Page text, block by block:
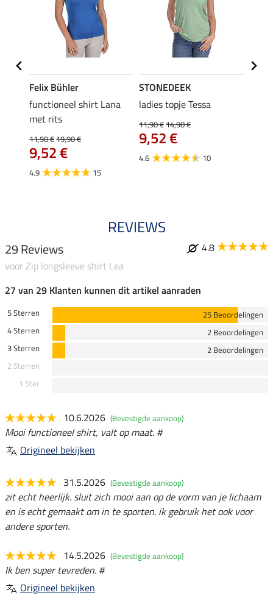
Felix Bühler
functioneel shirt Lana
met rits
11,90 €19,90 €
9,52 €
4.9 15
STONEDEEK
ladies topje Tessa
11,90 €14,90 €
9,52 €
4.6 10
REVIEWS
29 Reviews
4.8
voor Zip longsleeve shirt Lea
27 van 29 Klanten kunnen dit artikel aanraden
5 Sterren
25 Beoordelingen
4 Sterren
2 Beoordelingen
3 Sterren
2 Beoordelingen
2 Sterren
1 Ster
10.6.2026 (Bevestigde aankoop)
Mooi functioneel shirt, valt op maat. #
Origineel bekijken
31.5.2026 (Bevestigde aankoop)
zit echt heerlijk. sluit zich mooi aan op de vorm van je lichaam
en is echt gemaakt om in te sporten. ik gebruik het ook voor
andere sporten.
14.5.2026 (Bevestigde aankoop)
Ik ben super tevreden. #
Origineel bekijken